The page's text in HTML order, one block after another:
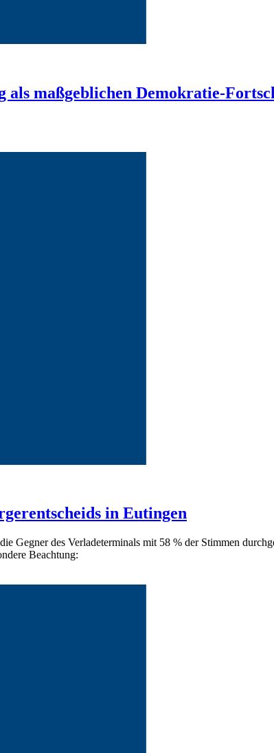
als maßgeblichen Demokratie-
in Eutingen
Gegner des Verladeterminals mit 58 % der Stimmen
Beachtung: